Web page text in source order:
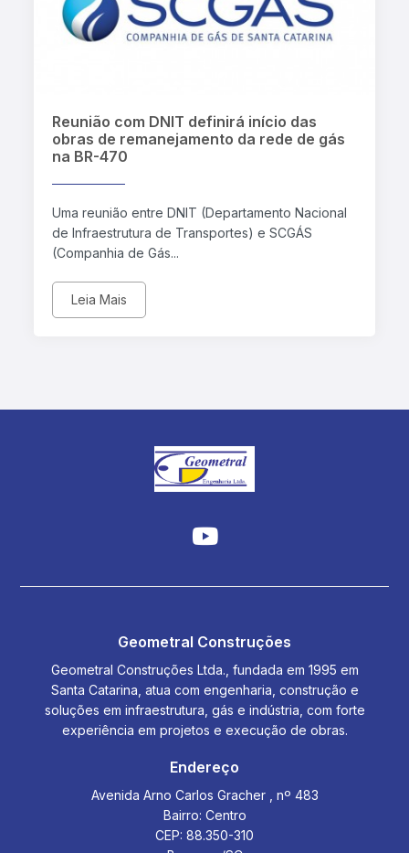
Reunião com DNIT definirá início das
obras de remanejamento da rede de gás
na BR-470
Uma reunião entre DNIT (Departamento Nacional
de Infraestrutura de Transportes) e SCGÁS
(Companhia de Gás...
Leia Mais
Geometral Construções
Geometral Construções Ltda., fundada em 1995 em
Santa Catarina, atua com engenharia, construção e
soluções em infraestrutura, gás e indústria, com forte
experiência em projetos e execução de obras.
Endereço
Avenida Arno Carlos Gracher , nº 483
Bairro: Centro
CEP: 88.350-310